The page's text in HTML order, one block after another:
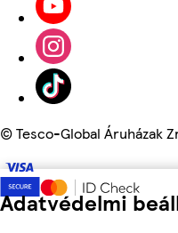
Adatvédelmi
©Tesco-Global Áruházak